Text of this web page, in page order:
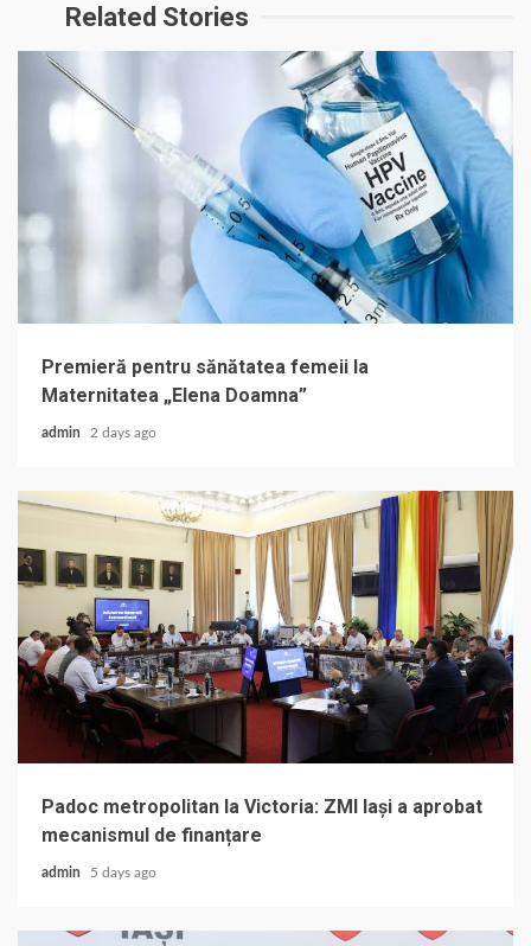
Related Stories
Premieră pentru sănătatea femeii la
Maternitatea „Elena Doamna”
admin 2 days ago
Padoc metropolitan la Victoria: ZMI Iași a aprobat
mecanismul de finanțare
admin 5 days ago